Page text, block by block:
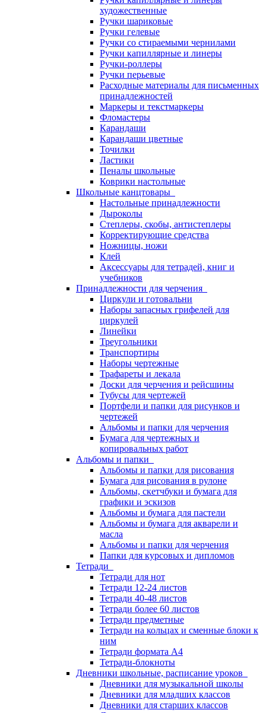
художественные
Ручки шариковые
Ручки гелевые
Ручки со стираемыми чернилами
Ручки капиллярные и линеры
Ручки-роллеры
Ручки перьевые
Расходные материалы для письменных
принадлежностей
Маркеры и текстмаркеры
Фломастеры
Карандаши
Карандаши цветные
Точилки
Ластики
Пеналы школьные
Коврики настольные
Школьные канцтовары
Настольные принадлежности
Дыроколы
Степлеры, скобы, антистеплеры
Корректирующие средства
Ножницы, ножи
Клей
Аксессуары для тетрадей, книг и
учебников
Принадлежности для черчения
Циркули и готовальни
Наборы запасных грифелей для
циркулей
Линейки
Треугольники
Транспортиры
Наборы чертежные
Трафареты и лекала
Доски для черчения и рейсшины
Тубусы для чертежей
Портфели и папки для рисунков и
чертежей
Альбомы и папки для черчения
Бумага для чертежных и
копировальных работ
Альбомы и папки
Альбомы и папки для рисования
Бумага для рисования в рулоне
Альбомы, скетчбуки и бумага для
графики и эскизов
Альбомы и бумага для пастели
Альбомы и бумага для акварели и
масла
Альбомы и папки для черчения
Папки для курсовых и дипломов
Тетради
Тетради для нот
Тетради 12-24 листов
Тетради 40-48 листов
Тетради более 60 листов
Тетради предметные
Тетради на кольцах и сменные блоки к
ним
Тетради формата А4
Тетради-блокноты
Дневники школьные, расписание уроков
Дневники для музыкальной школы
Дневники для младших классов
Дневники для старших классов